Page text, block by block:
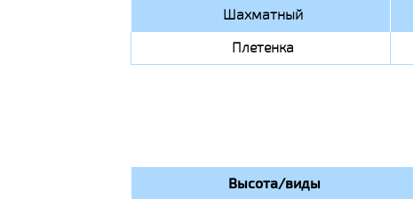
Шахматный
Плетенка
Высота/виды